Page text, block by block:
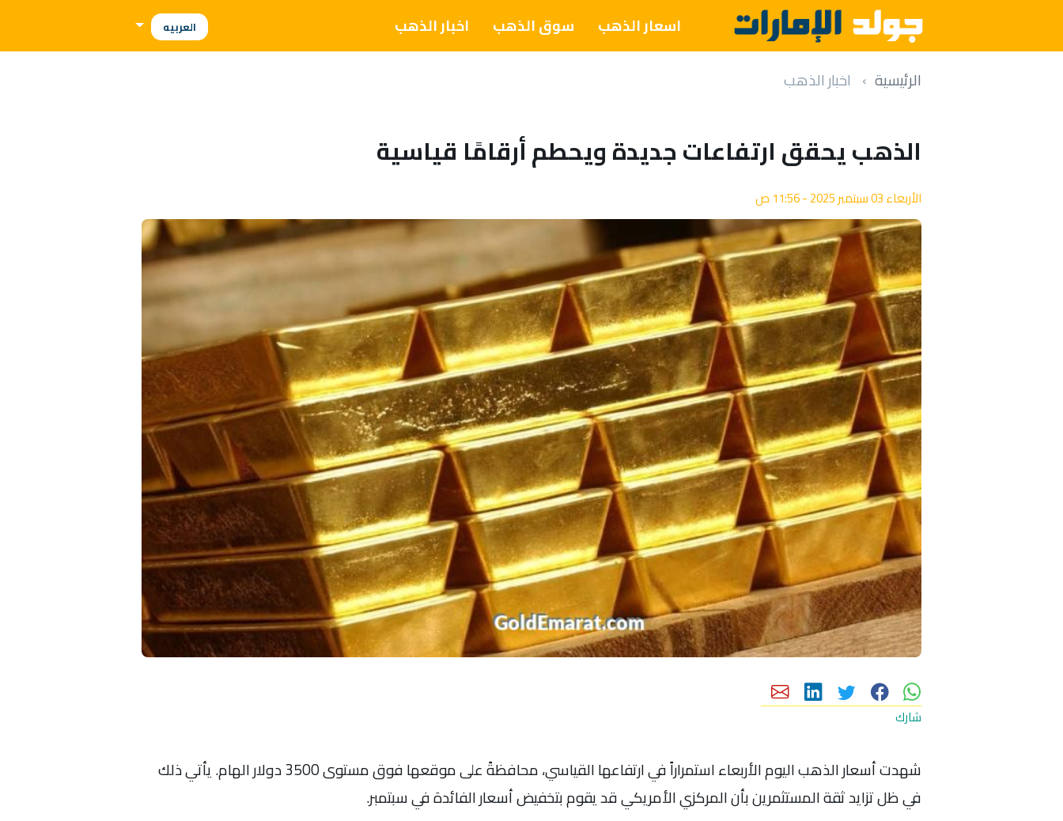
اسعار الذهب سوق الذهب اخبار الذهب العربيه
الرئيسية اخبار الذهب
الذهب يحقق ارتفاعات جديدة ويحطم أرقامًا قياسية
الأربعاء 03 سبتمبر 2025 - 11:56 ص
شارك
شهدت أسعار الذهب اليوم الأربعاء استمراراً في ارتفاعها القياسي، محافظةً على موقعها فوق مستوى 3500 دولار الهام. يأتي ذلك
في ظل تزايد ثقة المستثمرين بأن المركزي الأمريكي قد يقوم بتخفيض أسعار الفائدة في سبتمبر.